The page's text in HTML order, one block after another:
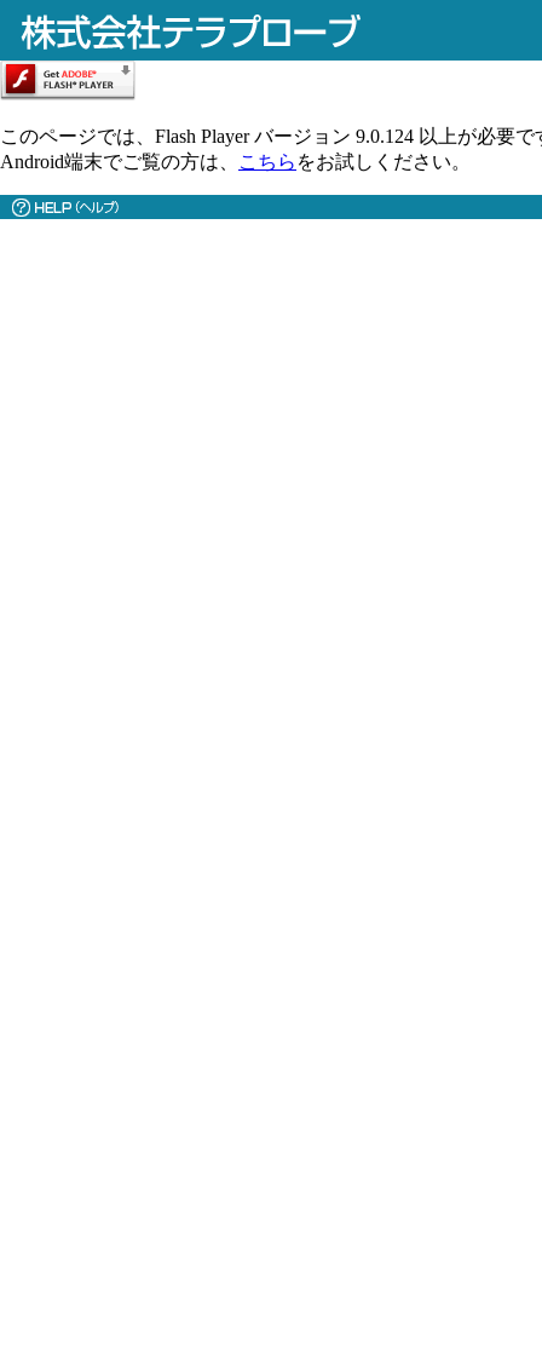
このページでは、Flash Player バージョン 9.0.124 以上が必要で
Android端末でご覧の方は、
こちら をお試しください。